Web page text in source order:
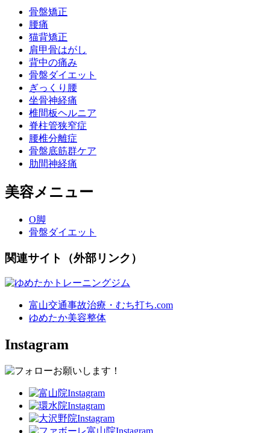
骨盤矯正
腰痛
猫背矯正
肩甲骨はがし
背中の痛み
骨盤ダイエット
ぎっくり腰
坐骨神経痛
椎間板ヘルニア
脊柱管狭窄症
腰椎分離症
骨盤底筋群ケア
肋間神経痛
美容メニュー
O脚
骨盤ダイエット
関連サイト（外部リンク）
富山交通事故治療・むち打ち.com
ゆめたか美容整体
Instagram